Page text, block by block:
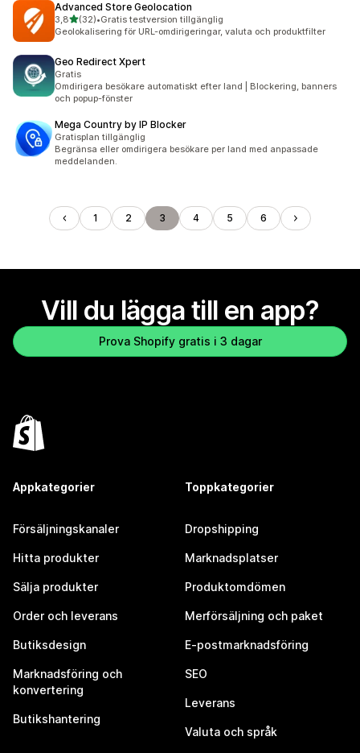
Advanced Store Geolocation
3,8av 5 stjärnor
(32)
32 recensioner totalt
•Gratis testversion tillgänglig
Geolokalisering för URL-omdirigeringar, valuta och produktfilter
Geo Redirect Xpert
Gratis
Omdirigera besökare automatiskt efter land | Blockering, banners
och popup-fönster
Mega Country by IP Blocker
Gratisplan tillgänglig
Begränsa eller omdirigera besökare per land med anpassade
meddelanden.
1 2 3 4 5 6
Vill du lägga till en app?
Prova Shopify gratis i 3 dagar
Appkategorier
Försäljningskanaler
Hitta produkter
Sälja produkter
Order och leverans
Butiksdesign
Marknadsföring och
konvertering
Butikshantering
Toppkategorier
Dropshipping
Marknadsplatser
Produktomdömen
Merförsäljning och paket
E-postmarknadsföring
SEO
Leverans
Valuta och språk